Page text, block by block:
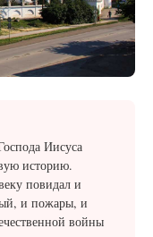
Иисуса
историю.
повидал и
и пожары, и
войны